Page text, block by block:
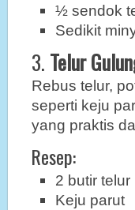
½ sendok
Sedikit
3. Telur
Rebus telur,
seperti keju
yang praktis
Resep:
2 butir telur
Keju parut